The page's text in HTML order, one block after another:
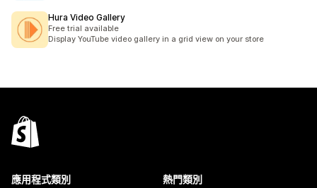
Hura Video Gallery
Free trial available
Display YouTube video gallery in a grid view on your store
應用程式類別 熱門類別